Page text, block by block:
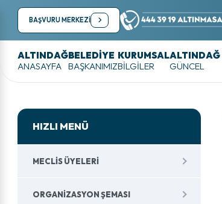
BAŞVURU MERKEZİ
ALTINDAĞ
ANASAYFA
BELEDİYE
BAŞKANIMIZ
KURUMSAL
BİLGİLER
ALTINDAĞ
GÜNCEL
HIZLI MENÜ
MECLIS ÜYELERI
ORGANIZASYON ŞEMASI